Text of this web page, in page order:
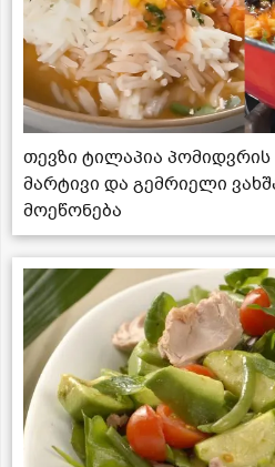
თევზი ტილაპია პომიდვრის
მარტივი და გემრიელი
მოეწონება